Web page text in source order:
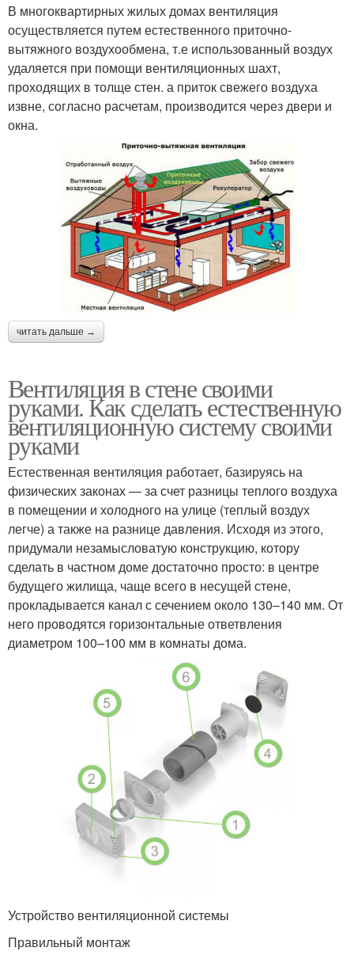
В многоквартирных жилых домах вентиляция
осуществляется путем естественного приточно-
вытяжного воздухообмена, т.е использованный воздух
удаляется при помощи вентиляционных шахт,
проходящих в толще стен. а приток свежего воздуха
извне, согласно расчетам, производится через двери и
окна.
читать дальше →
Вентиляция в стене своими
руками. Как сделать естественную
вентиляционную систему своими
руками
Естественная вентиляция работает, базируясь на
физических законах — за счет разницы теплого воздуха
в помещении и холодного на улице (теплый воздух
легче) а также на разнице давления. Исходя из этого,
придумали незамысловатую конструкцию, котору
сделать в частном доме достаточно просто: в центре
будущего жилища, чаще всего в несущей стене,
прокладывается канал с сечением около 130–140 мм. От
него проводятся горизонтальные ответвления
диаметром 100–100 мм в комнаты дома.
Устройство вентиляционной системы
Правильный монтаж